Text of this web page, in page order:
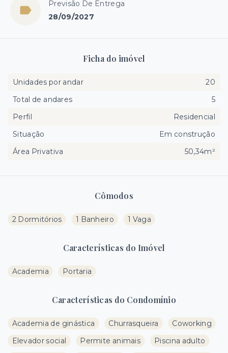
Previsão De Entrega
28/09/2027
Cômodos
2 Dormitórios 1 Banheiro 1 Vaga
Características do Imóvel
Academia Portaria
Características do Condomínio
Academia de ginástica Churrasqueira
Coworking
Elevador social
Permite animais
Piscina adulto
Ficha do imóvel
Unidades por andar
20
Total de andares
5
Perfil
Residencial
Situação
Em construção
Área Privativa
50,34m²